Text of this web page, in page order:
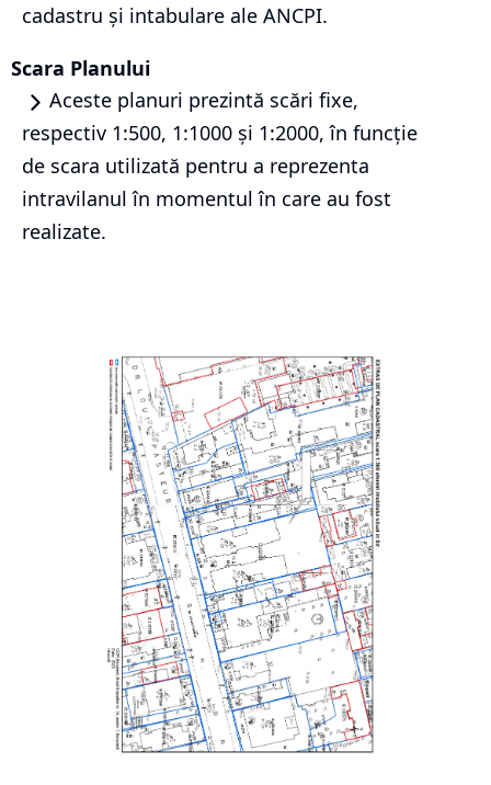
cadastru și intabulare ale ANCPI.
Scara Planului
Aceste planuri prezintă scări fixe,
respectiv 1:500, 1:1000 și 1:2000, în funcție
de scara utilizată pentru a reprezenta
intravilanul în momentul în care au fost
realizate.